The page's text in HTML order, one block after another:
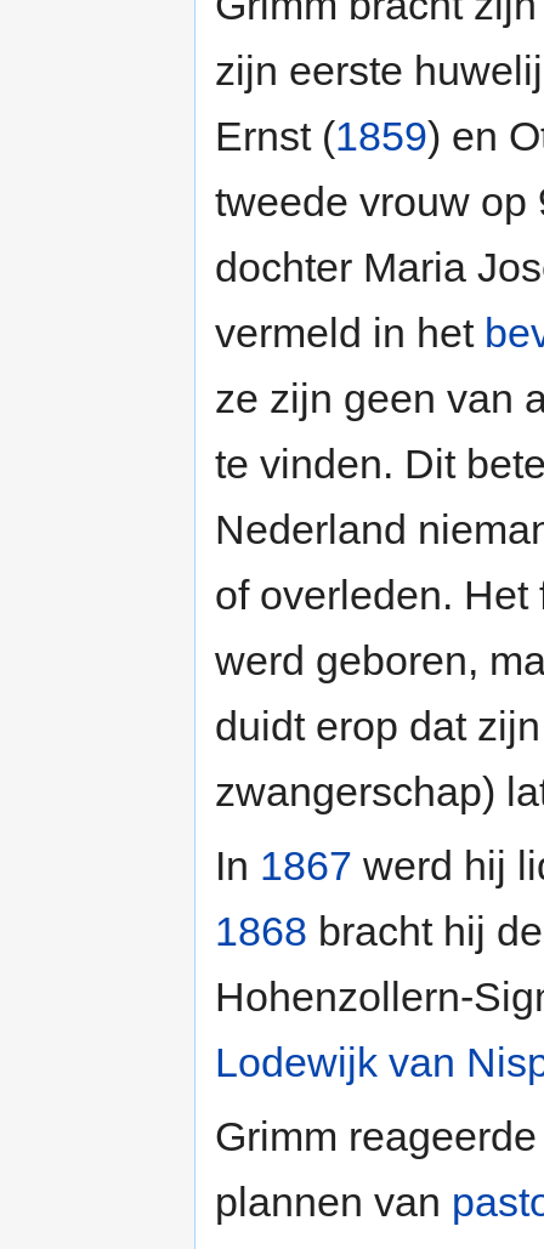
zijn eerste
Ernst (1859) en
tweede vrouw op
dochter Maria
vermeld in het
ze zijn geen van
te vinden. Dit
Nederland
of overleden.
werd geboren,
duidt erop dat
zwangerschap)
In 1867 werd hij
1868 bracht hij
Hohenzollern-
Lodewijk van
Grimm
plannen van